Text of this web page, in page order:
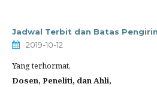
Jadwal Terbit dan Batas
2019-10-12
Yang terhormat,
Dosen, Peneliti, dan Ahli,